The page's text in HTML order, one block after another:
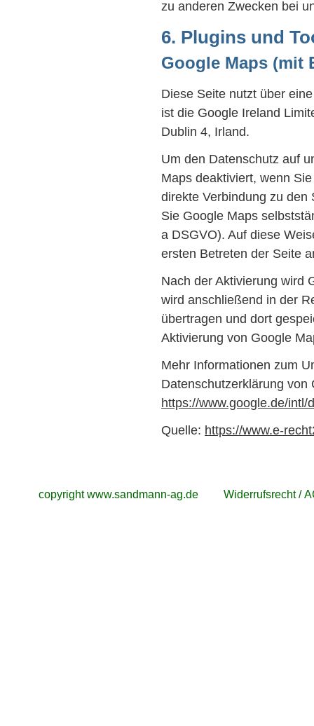
zu anderen Zwecken bei
6. Plugins und
Google Maps (mit
Diese Seite nutzt über
ist die Google Ireland
Dublin 4, Irland.
Um den Datenschutz auf
Maps deaktiviert, wenn
direkte Verbindung zu
Sie Google Maps
a DSGVO). Auf diese
ersten Betreten der Seite
Nach der Aktivierung wird
wird anschließend in der
übertragen und dort
Aktivierung von Google
Mehr Informationen zum
Datenschutzerklärung von
https://www.google.de/intl/
Quelle: https://www.e-
copyright www.sandmann-ag.de Widerrufsrecht /